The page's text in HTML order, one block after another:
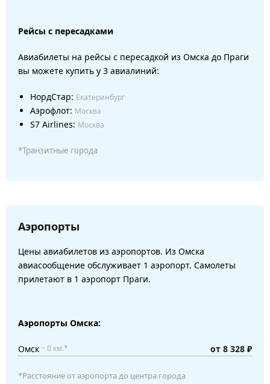
Рейсы с пересадками
Авиабилеты на рейсы с пересадкой из Омска до Праги
вы можете купить у 3 авиалиний:
НордСтар: Екатеринбург
Аэрофлот: Москва
S7 Airlines: Москва
*Транзитные города
Аэропорты
Цены авиабилетов из аэропортов. Из Омска
авиасообщение обслуживает 1 аэропорт. Самолеты
прилетают в 1 аэропорт Праги.
Аэропорты Омска:
Омск~ 0 км.* от 8 328 ₽
*Расстояние от аэропорта до центра города